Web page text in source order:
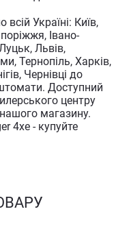
Україні: Київ,
Івано-
Львів,
Тернопіль, Харків,
Чернівці до
Доступний
центру
магазину.
4xe - купуйте